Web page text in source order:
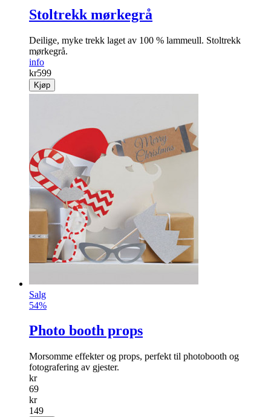
Stoltrekk mørkegrå
Deilige, myke trekk laget av 100 % lammeull. Stoltrekk
mørkegrå.
info
kr599
Kjøp
Salg
54%
Photo booth props
Morsomme effekter og props, perfekt til photobooth og
fotografering av gjester.
kr
69
kr
149